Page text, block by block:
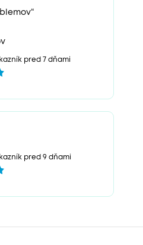
pred 7 dňami
pred 9 dňami